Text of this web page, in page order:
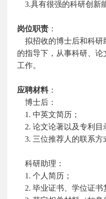
3.具有很强的科研创新
岗位职责 ：
拟招收的博士后和科研
的指导下，从事科研、
工作。
应聘材料：
博士后：
1. 中英文简历；
2. 论文论著以及专利目
3. 三位推荐人的联系方
科研助理：
1. 个人简历；
2. 毕业证书、学位证书